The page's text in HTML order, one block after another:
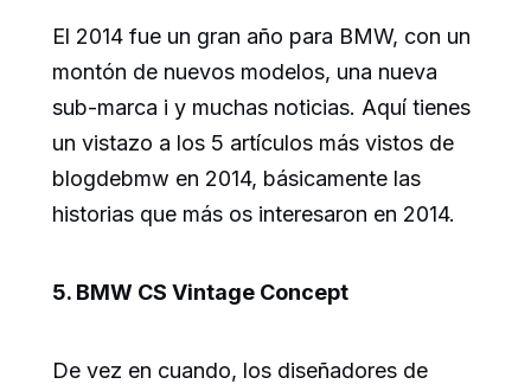
El 2014 fue un gran año para BMW, con un
montón de nuevos modelos, una nueva
sub-marca i y muchas noticias. Aquí tienes
un vistazo a los 5 artículos más vistos de
blogdebmw en 2014, básicamente las
historias que más os interesaron en 2014.
5. BMW CS Vintage Concept
De vez en cuando, los diseñadores de